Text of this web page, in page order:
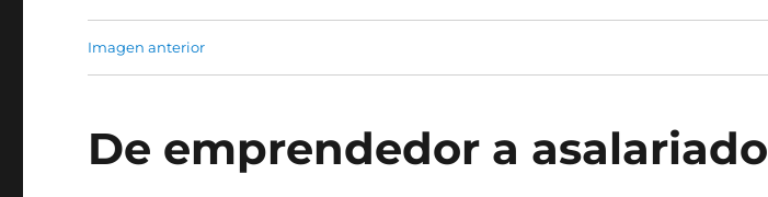
Imagen anterior
De emprendedor a asalariado